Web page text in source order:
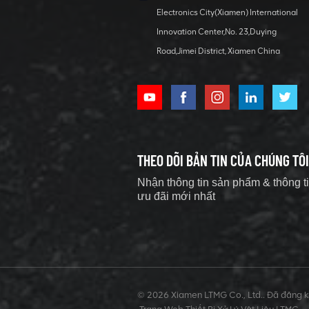
xích siêu nhỏ 2
tấn tiết kiệm
bị động cơ
Cummins.
XEM CHI TIẾT
Electronics City(Xiamen) International
Innovation Center,No. 23,Duying
Road,Jimei District, Xiamen China
THEO DÕI BẢN TIN CỦA CHÚNG TÔI
Nhận thông tin sản phẩm & thông
ưu đãi mới nhất
© 2026 Xiamen LTMG Co., Ltd.. Đã đăng